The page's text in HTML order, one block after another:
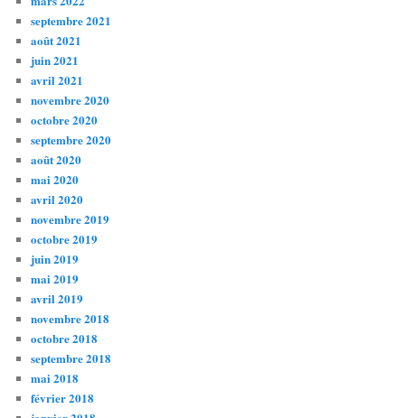
septembre 2021
août 2021
juin 2021
avril 2021
novembre 2020
octobre 2020
septembre 2020
août 2020
mai 2020
avril 2020
novembre 2019
octobre 2019
juin 2019
mai 2019
avril 2019
novembre 2018
octobre 2018
septembre 2018
mai 2018
février 2018